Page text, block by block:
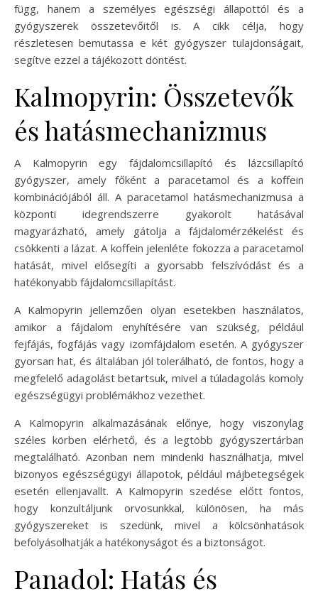
függ, hanem a személyes egészségi állapottól és a
gyógyszerek összetevőitől is. A cikk célja, hogy
részletesen bemutassa e két gyógyszer tulajdonságait,
segítve ezzel a tájékozott döntést.
Kalmopyrin: Összetevők
és hatásmechanizmus
A Kalmopyrin egy fájdalomcsillapító és lázcsillapító
gyógyszer, amely főként a paracetamol és a koffein
kombinációjából áll. A paracetamol hatásmechanizmusa a
központi idegrendszerre gyakorolt hatásával
magyarázható, amely gátolja a fájdalomérzékelést és
csökkenti a lázat. A koffein jelenléte fokozza a paracetamol
hatását, mivel elősegíti a gyorsabb felszívódást és a
hatékonyabb fájdalomcsillapítást.
A Kalmopyrin jellemzően olyan esetekben használatos,
amikor a fájdalom enyhítésére van szükség, például
fejfájás, fogfájás vagy izomfájdalom esetén. A gyógyszer
gyorsan hat, és általában jól tolerálható, de fontos, hogy a
megfelelő adagolást betartsuk, mivel a túladagolás komoly
egészségügyi problémákhoz vezethet.
A Kalmopyrin alkalmazásának előnye, hogy viszonylag
széles körben elérhető, és a legtöbb gyógyszertárban
megtalálható. Azonban nem mindenki használhatja, mivel
bizonyos egészségügyi állapotok, például májbetegségek
esetén ellenjavallt. A Kalmopyrin szedése előtt fontos,
hogy konzultáljunk orvosunkkal, különösen, ha más
gyógyszereket is szedünk, mivel a kölcsönhatások
befolyásolhatják a hatékonyságot és a biztonságot.
Panadol: Hatás és